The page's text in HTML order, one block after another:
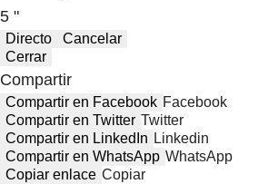
5 "
Directo
Cancelar
Cerrar
Compartir
Compartir en Facebook Facebook
Compartir en Twitter Twitter
Compartir en LinkedIn Linkedin
Compartir en WhatsApp WhatsApp
Copiar enlace Copiar